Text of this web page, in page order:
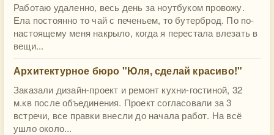
Работаю удаленно, весь день за ноутбуком провожу.
Ела постоянно то чай с печеньем, то бутерброд. По по-
настоящему меня накрыло, когда я перестала влезать в
вещи...
​Архитектурное бюро "Юля, сделай красиво!"
Заказали дизайн-проект и ремонт кухни-гостиной, 32
м.кв после объединения. Проект согласовали за 3
встречи, все правки внесли до начала работ. На всё
ушло около...